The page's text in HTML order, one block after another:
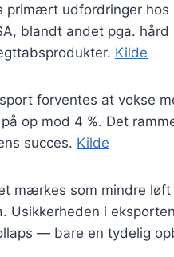
primært udfordringer hos
blandt andet pga. hård
Kilde
forventes at vokse
op mod 4 %. Det
succes. Kilde
mærkes som mindre
Usikkerheden i
— bare en tydelig